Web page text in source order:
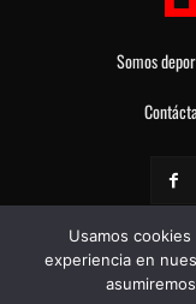
Somos
Usamos
experiencia en